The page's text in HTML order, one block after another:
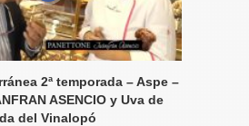
2ª temporada – Aspe –
ASENCIO y Uva de
del Vinalopó